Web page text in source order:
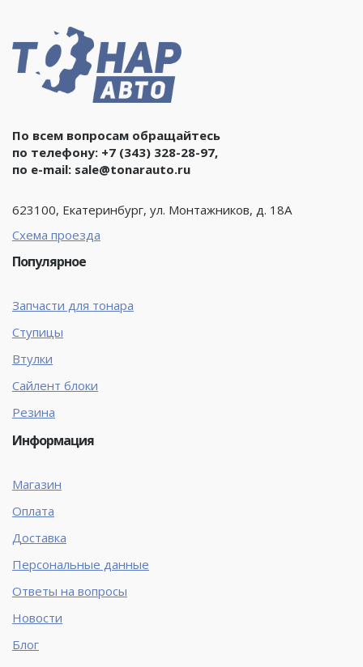
По всем вопросам обращайтесь
по телефону: +7 (343) 328-28-97,
по e-mail: sale@tonarauto.ru
623100, Екатеринбург, ул. Монтажников, д. 18А
Схема проезда
Популярное
Запчасти для тонара
Ступицы
Втулки
Сайлент блоки
Резина
Информация
Магазин
Оплата
Доставка
Персональные данные
Ответы на вопросы
Новости
Блог